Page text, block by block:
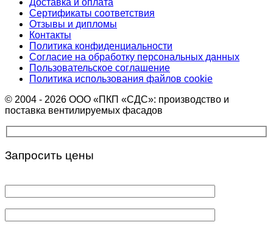
Сертификаты соответствия
Отзывы и дипломы
Контакты
Политика конфиденциальности
Согласие на обработку персональных данных
Пользовательское соглашение
Политика использования файлов cookie
© 2004 - 2026 ООО «ПКП «СДС»: производство и
поставка вентилируемых фасадов
Запросить цены